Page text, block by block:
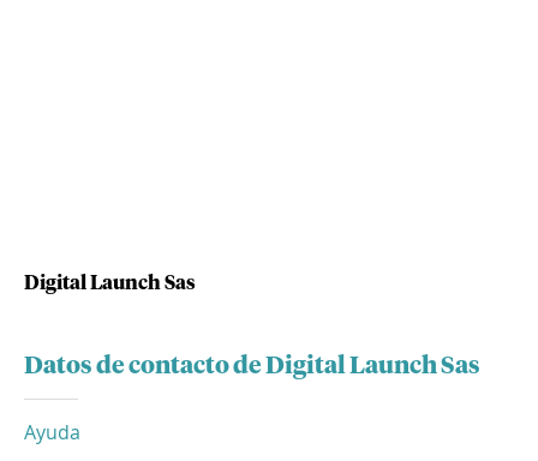
Digital Launch Sas
Datos de contacto de Digital Launch Sas
Ayuda